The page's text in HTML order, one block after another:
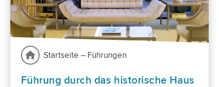
Startseite – Führungen
Führung durch das historische Haus